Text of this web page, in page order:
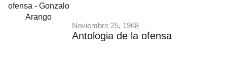
Noviembre 25, 1968
Antologia de la ofensa